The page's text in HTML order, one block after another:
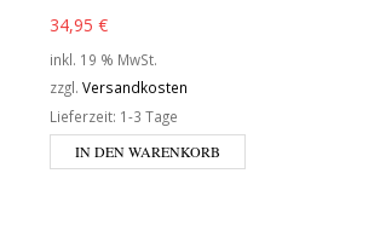
34,95 €
inkl. 19 % MwSt.
zzgl. Versandkosten
Lieferzeit: 1-3 Tage
IN DEN WARENKORB